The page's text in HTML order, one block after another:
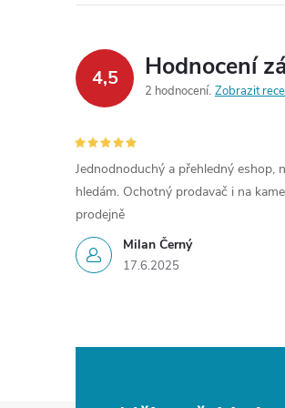
4,5 Hodnocení
2 hodnocení Zobrazit
Milan Černý
17.6.2025
Jednodnoduchý a přehledný eshop,
hledám. Ochotný prodavač i na
prodejně